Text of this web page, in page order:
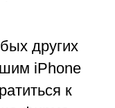
других
iPhone
к